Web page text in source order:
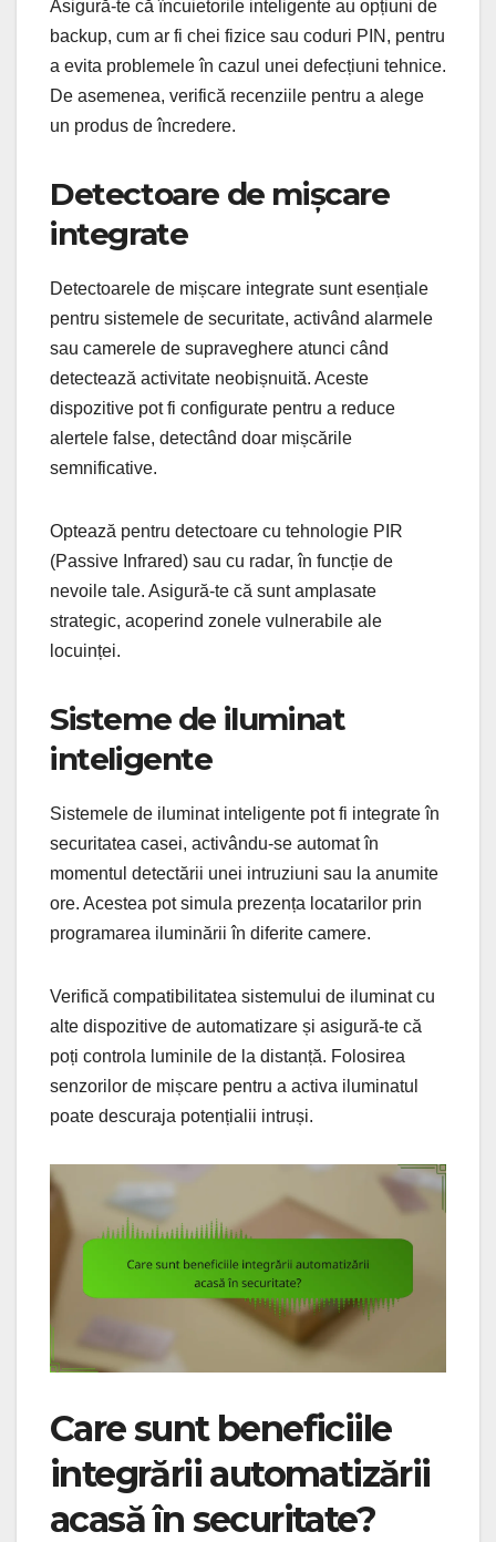
Asigură-te că încuietorile inteligente au opțiuni de
backup, cum ar fi chei fizice sau coduri PIN, pentru
a evita problemele în cazul unei defecțiuni tehnice.
De asemenea, verifică recenziile pentru a alege
un produs de încredere.
Detectoare de mișcare
integrate
Detectoarele de mișcare integrate sunt esențiale
pentru sistemele de securitate, activând alarmele
sau camerele de supraveghere atunci când
detectează activitate neobișnuită. Aceste
dispozitive pot fi configurate pentru a reduce
alertele false, detectând doar mișcările
semnificative.
Optează pentru detectoare cu tehnologie PIR
(Passive Infrared) sau cu radar, în funcție de
nevoile tale. Asigură-te că sunt amplasate
strategic, acoperind zonele vulnerabile ale
locuinței.
Sisteme de iluminat
inteligente
Sistemele de iluminat inteligente pot fi integrate în
securitatea casei, activându-se automat în
momentul detectării unei intruziuni sau la anumite
ore. Acestea pot simula prezența locatarilor prin
programarea iluminării în diferite camere.
Verifică compatibilitatea sistemului de iluminat cu
alte dispozitive de automatizare și asigură-te că
poți controla luminile de la distanță. Folosirea
senzorilor de mișcare pentru a activa iluminatul
poate descuraja potențialii intruși.
Care sunt beneficiile
integrării automatizării
acasă în securitate?